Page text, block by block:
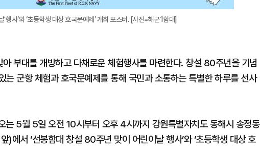
행사’와 ‘초등학생 대상 호국문예제’ 개최 포스터. [사진=해군1함대]
부대를 개방하고 다채로운 체험행사를 마련한다. 창설 80주년을 기념
는 군항 체험과 호국문예제를 통해 국민과 소통하는 특별한 하루를 선사
는 5월 5일 오전 10시부터 오후 4시까지 강원특별자치도 동해시 송정동
)에서 ‘선봉함대 창설 80주년 맞이 어린이날 행사’와 ‘초등학생 대상 호